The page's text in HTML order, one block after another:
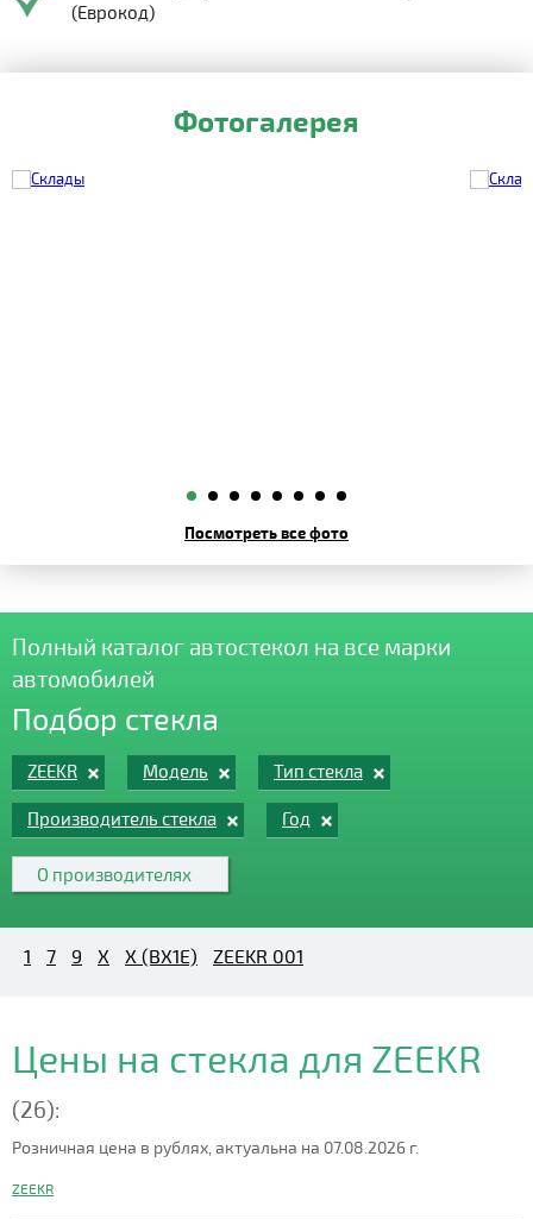
(Еврокод)
Фотогалерея
Посмотреть все фото
Полный каталог автостекол на все марки
автомобилей
Подбор стекла
ZEEKR Модель Тип стекла
Производитель стекла Год
О производителях
1 7 9 X X (BX1E) ZEEKR 001
Цены на стекла для ZEEKR
(26):
Розничная цена в рублях, актуальна на 07.08.2026 г.
ZEEKR